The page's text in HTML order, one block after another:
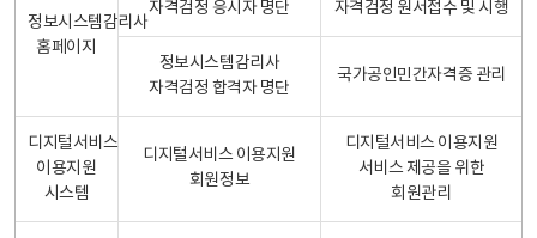
정보시스템감리사
홈페이지
자격검정 응시자 명단
자격검정 원서접수 및 시행
정보시스템감리사
자격검정 합격자 명단
국가공인민간자격증 관리
디지털서비스
이용지원
시스템
디지털서비스 이용지원
회원정보
디지털서비스 이용지원
서비스 제공을 위한
회원관리